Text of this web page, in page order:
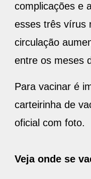
complicações e
esses três vírus
circulação
entre os meses
Para vacinar é
carteirinha de
oficial com foto.
Veja onde se